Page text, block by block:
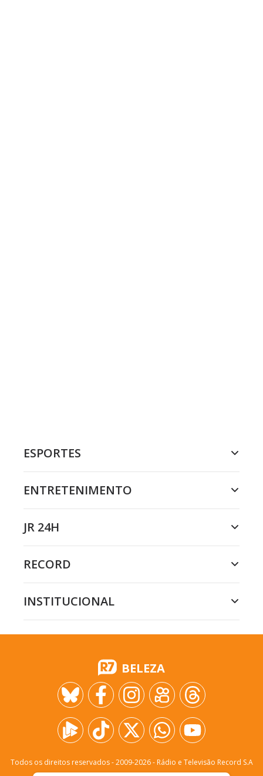
ESPORTES
ENTRETENIMENTO
JR 24H
RECORD
INSTITUCIONAL
BELEZA
Todos os direitos reservados - 2009-2026- Rádio e Televisão Record S.A